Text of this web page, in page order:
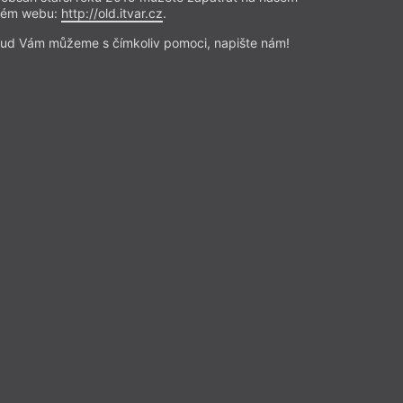
vědět o psychedelicích,
jste se zeptat
webu: http://old.itvar.cz.
Vám můžeme s čímkoliv pomoci, napište nám!